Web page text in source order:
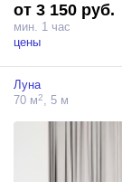
любимого журнала,
и ожившей
точно все
но оставайся
от 3 150 руб.
мин. 1 час
цены
Луна
70 м2, 5 м